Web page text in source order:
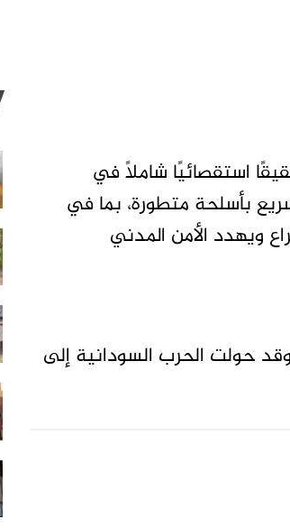
استقصائيًا شاملًا في
بأسلحة متطورة، بما في
ويهدد الأمن المدني
حولت الحرب السودانية إلى